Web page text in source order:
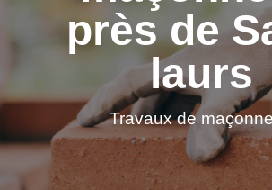
près de
laurs
Travaux de